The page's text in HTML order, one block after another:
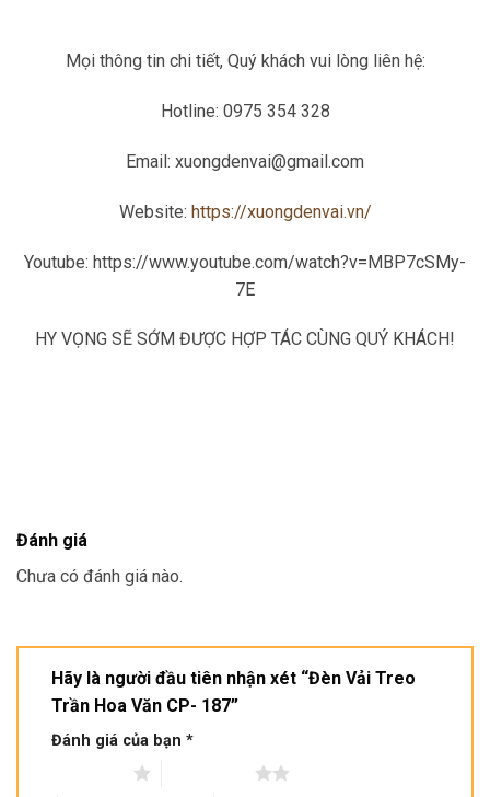
Mọi thông tin chi tiết, Quý khách vui lòng liên hệ:
Hotline: 0975 354 328
Email: xuongdenvai@gmail.com
Website: https://xuongdenvai.vn/
Youtube: https://www.youtube.com/watch?v=MBP7cSMy-
7E
HY VỌNG SẼ SỚM ĐƯỢC HỢP TÁC CÙNG QUÝ KHÁCH!
Đánh giá
Chưa có đánh giá nào.
Hãy là người đầu tiên nhận xét “Đèn Vải Treo
Trần Hoa Văn CP- 187”
Đánh giá của bạn *